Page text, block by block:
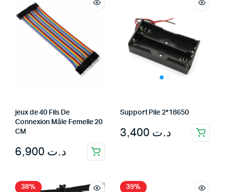
jeux de 40 Fils De
Connexion Mâle Femelle 20
CM
د.ت
Support Pile 2*18650
د.ت
38% 39%